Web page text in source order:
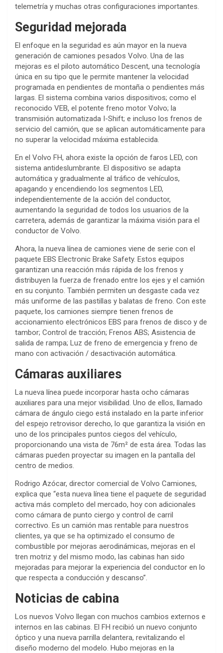
telemetría y muchas otras configuraciones importantes.
Seguridad mejorada
El enfoque en la seguridad es aún mayor en la nueva
generación de camiones pesados ​​Volvo. Una de las
mejoras es el piloto automático Descent, una tecnología
única en su tipo que le permite mantener la velocidad
programada en pendientes de montaña o pendientes más
largas. El sistema combina varios dispositivos; como el
reconocido VEB, el potente freno motor Volvo; la
transmisión automatizada I-Shift; e incluso los frenos de
servicio del camión, que se aplican automáticamente para
no superar la velocidad máxima establecida.
En el Volvo FH, ahora existe la opción de faros LED, con
sistema antideslumbrante. El dispositivo se adapta
automática y gradualmente al tráfico de vehículos,
apagando y encendiendo los segmentos LED,
independientemente de la acción del conductor,
aumentando la seguridad de todos los usuarios de la
carretera, además de garantizar la máxima visión para el
conductor de Volvo.
Ahora, la nueva línea de camiones viene de serie con el
paquete EBS Electronic Brake Safety. Estos equipos
garantizan una reacción más rápida de los frenos y
distribuyen la fuerza de frenado entre los ejes y el camión
en su conjunto. También permiten un desgaste cada vez
más uniforme de las pastillas y balatas de freno. Con este
paquete, los camiones siempre tienen frenos de
accionamiento electrónicos EBS para frenos de disco y de
tambor; Control de tracción; Frenos ABS; Asistencia de
salida de rampa; Luz de freno de emergencia y freno de
mano con activación / desactivación automática.
Cámaras auxiliares
La nueva línea puede incorporar hasta ocho cámaras
auxiliares para una mejor visibilidad. Uno de ellos, llamado
cámara de ángulo ciego está instalado en la parte inferior
del espejo retrovisor derecho, lo que garantiza la visión en
uno de los principales puntos ciegos del vehículo,
proporcionando una vista de 76m² de esta área. Todas las
cámaras pueden proyectar su imagen en la pantalla del
centro de medios.
Rodrigo Azócar, director comercial de Volvo Camiones,
explica que “esta nueva línea tiene el paquete de seguridad
activa más completo del mercado, hoy con adicionales
como cámara de punto ciergo y control de carril
correctivo. Es un camión mas rentable para nuestros
clientes, ya que se ha optimizado el consumo de
combustible por mejoras aerodinámicas, mejoras en el
tren motriz y del mismo modo, las cabinas han sido
mejoradas para mejorar la experiencia del conductor en lo
que respecta a conducción y descanso”.
Noticias de cabina
Los nuevos Volvo llegan con muchos cambios externos e
internos en las cabinas. El FH recibió un nuevo conjunto
óptico y una nueva parrilla delantera, revitalizando el
diseño moderno del modelo. Hubo mejoras en la